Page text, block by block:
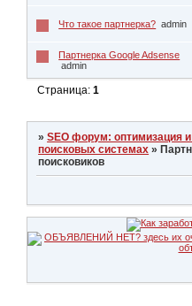
Что такое партнерка? admin
Партнерка Google Adsense
admin
Страница:1
»SEO форум: оптимизация
поисковых системах »
поисковиков